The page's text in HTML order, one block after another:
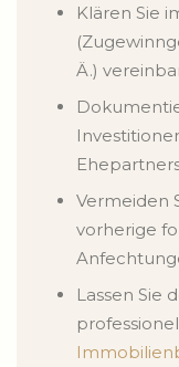
Klären Sie
Ä.)
Vermeiden
vorherige
Lassen Sie